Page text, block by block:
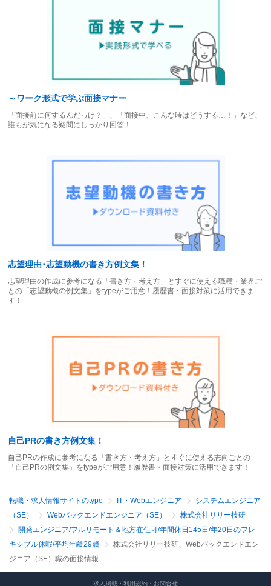
～ワーク形式で学ぶ面接マナー
「面接前に何するんだっけ？」、「面接中、こんな時はどうする…！」など、
誰もが気になる疑問にしっかり回答！
志望理由･志望動機の書き方例文集！
志望理由の作成に参考になる「書き方・考え方」とすぐに使える職種・業界ご
との「志望動機の例文集」をtypeがご用意！履歴書・面接対策に活用できま
す！
自己PRの書き方例文集！
自己PRの作成に参考になる「書き方・考え方」とすぐに使える志向ごとの
「自己PRの例文集」をtypeがご用意！履歴書・面接対策に活用できます！
転職・求人情報サイトのtype IT・Webエンジニア
システムエンジニア
（SE）
Webバックエンドエンジニア（SE）
株式会社リリー技研
開発エンジニア/フルリモート＆地方在住可/年間休日145日/年20日のフレ
キシブル休暇/平均年齢29歳
株式会社リリー技研、Webバックエンドエン
ジニア（SE）職の面接情報
求人掲載・利用規約・お問合せ